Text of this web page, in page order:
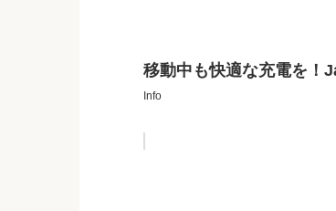
移動中も快適な充電を！
Info